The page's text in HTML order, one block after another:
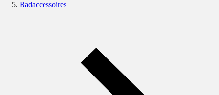
Badaccessoires